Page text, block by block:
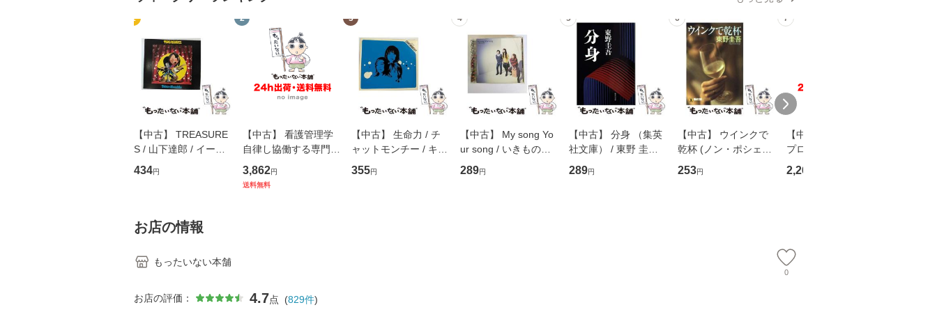
1
【中古】 TREASURE
S / 山下達郎 / イース
トウエスト・ジャパン
[CD]【メール便送料無
434円
2
【中古】 看護管理学
自律し協働する専門職
の看護マネジメントス
キル 改訂第3版 (看護
3,862円
送料無料
3
【中古】 生命力 / チ
ャットモンチー / キュ
ーンレコード [CD]
【メール便送料無料】
355円
4
【中古】 My song Yo
ur song / いきものが
かり / [CD]【メール便
送料無料】
289円
5
【中古】 分身 （集英
社文庫） / 東野 圭吾 /
集英社 [文庫]【メール
便送料無料】
289円
6
【中古】 ウインクで
乾杯 (ノン・ポシェッ
ト) / 東野圭吾 / 祥伝
社 [文庫]【メール便送
253円
7
【中古】 野ブタ。を
プロデュース [DVD-B
OX] / バップ [DVD]
【メール便送料無料】
2,266
お店の情報
もったいない本舗
0
お店の評価： 4.7点 (829件)